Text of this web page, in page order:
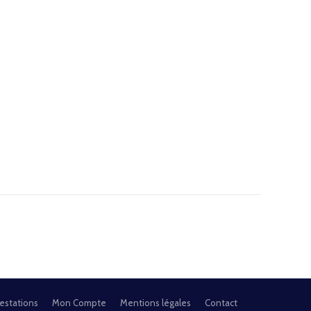
Mon Compte Mentions légales Contact